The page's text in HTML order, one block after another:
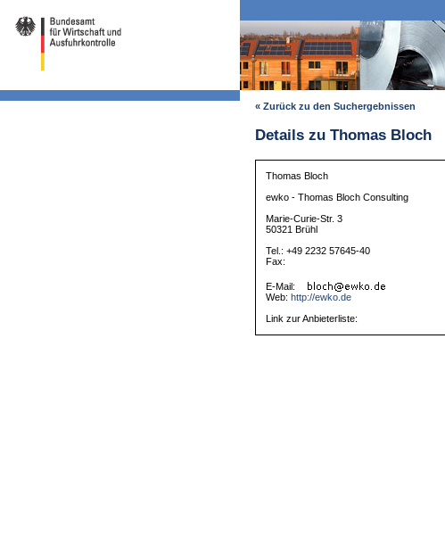
« Zurück zu den Suchergebnissen
Details zu Thomas Bloch
Thomas Bloch
ewko - Thomas Bloch Consulting
Marie-Curie-Str. 3
50321 Brühl
Tel.: +49 2232 57645-40
Fax:
E-Mail:
Web: http://ewko.de
Link zur Anbieterliste: